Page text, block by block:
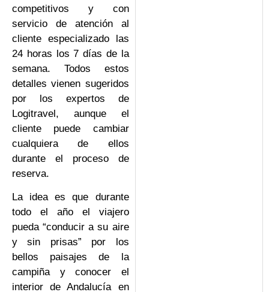
competitivos y con
servicio de atención al
cliente especializado las
24 horas los 7 días de la
semana. Todos estos
detalles vienen sugeridos
por los expertos de
Logitravel, aunque el
cliente puede cambiar
cualquiera de ellos
durante el proceso de
reserva.
La idea es que durante
todo el año el viajero
pueda “conducir a su aire
y sin prisas” por los
bellos paisajes de la
campiña y conocer el
interior de Andalucía en